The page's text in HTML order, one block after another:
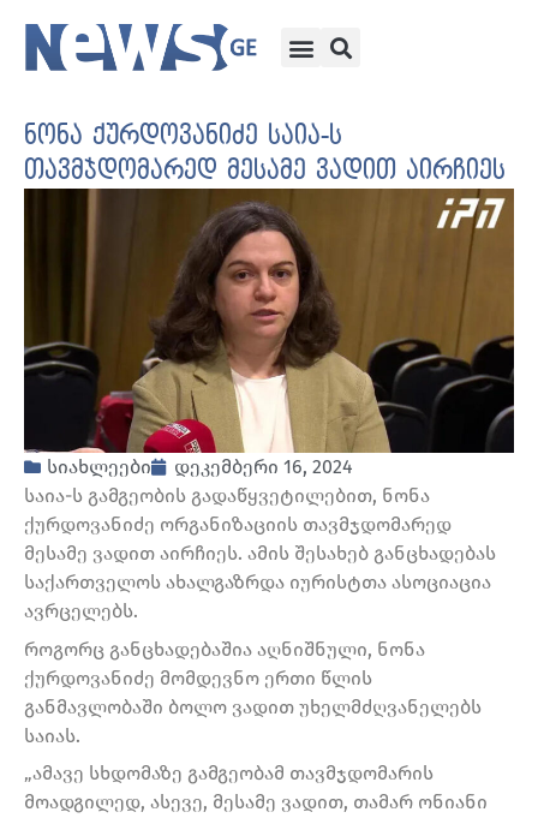
ნონა ქურდოვანიძე საია-ს
თავმჯდომარედ მესამე ვადით აირჩიეს
სიახლეები
დეკემბერი 16, 2024
საია-ს გამგეობის გადაწყვეტილებით, ნონა
ქურდოვანიძე ორგანიზაციის თავმჯდომარედ
მესამე ვადით აირჩიეს. ამის შესახებ განცხადებას
საქართველოს ახალგაზრდა იურისტთა ასოციაცია
ავრცელებს.
როგორც განცხადებაშია აღნიშნული, ნონა
ქურდოვანიძე მომდევნო ერთი წლის
განმავლობაში ბოლო ვადით უხელმძღვანელებს
საიას.
„ამავე სხდომაზე გამგეობამ თავმჯდომარის
მოადგილედ, ასევე, მესამე ვადით, თამარ ონიანი